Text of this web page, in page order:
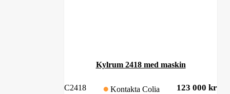
Kylrum 2418 med maskin
C2418 Kontakta Colia 123 000 kr